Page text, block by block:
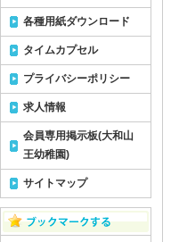
各種用紙ダウンロード
タイムカプセル
プライバシーポリシー
求人情報
会員専用掲示板(大和山
王幼稚園)
サイトマップ